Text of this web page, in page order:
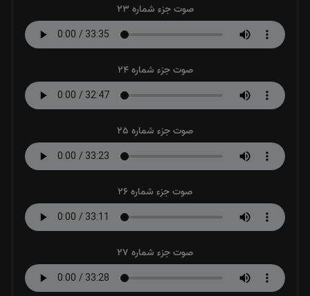
صوت جزء شماره 23
صوت جزء شماره 24
صوت جزء شماره 25
صوت جزء شماره 26
صوت جزء شماره 27